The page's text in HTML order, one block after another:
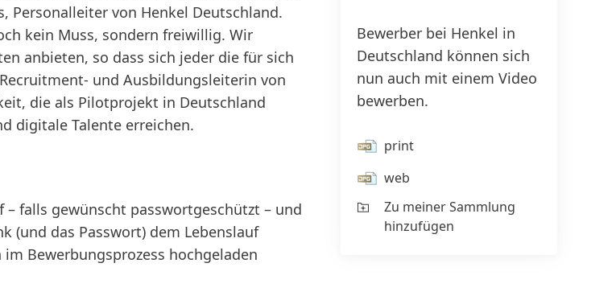
Personalleiter von Henkel Deutschland.
kein Muss, sondern freiwillig. Wir
anbieten, so dass sich jeder die für sich
und Ausbildungsleiterin von
die als Pilotprojekt in Deutschland
digitale Talente erreichen.
– falls gewünscht passwortgeschützt – und
(und das Passwort) dem Lebenslauf
Bewerbungsprozess hochgeladen
Bewerber bei Henkel in
Deutschland können sich
nun auch mit einem Video
bewerben.
print
web
Zu meiner Sammlung
hinzufügen